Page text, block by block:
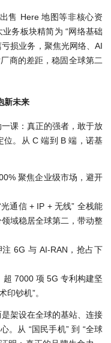
售 Here 地图等非核心资
务板块精简为 “网络基础
损业务，聚焦光网络、AI
商的差距，稳固全球第二
新未来
课：真正的强者，敢于放
位。从 C 端到 B 端，诺基
聚焦企业级市场，避开
通信 + IP + 无线” 全栈能
域稳居全球第二，带动整
注 6G 与 AI-RAN，抢占下
超 7000 项 5G 专利构建坚
印钞机”。
架设在全球的基站、连接
。从 “国民手机” 到 “全球